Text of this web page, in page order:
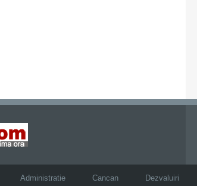
Administratie Cancan Dezvaluiri